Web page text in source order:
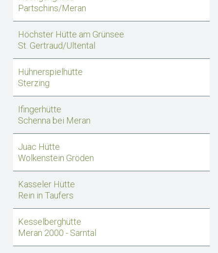
Partschins/Meran
Höchster Hütte am Grünsee
St. Gertraud/Ultental
Hühnerspielhütte
Sterzing
Ifingerhütte
Schenna bei Meran
Juac Hütte
Wolkenstein Gröden
Kasseler Hütte
Rein in Taufers
Kesselberghütte
Meran 2000 - Sarntal